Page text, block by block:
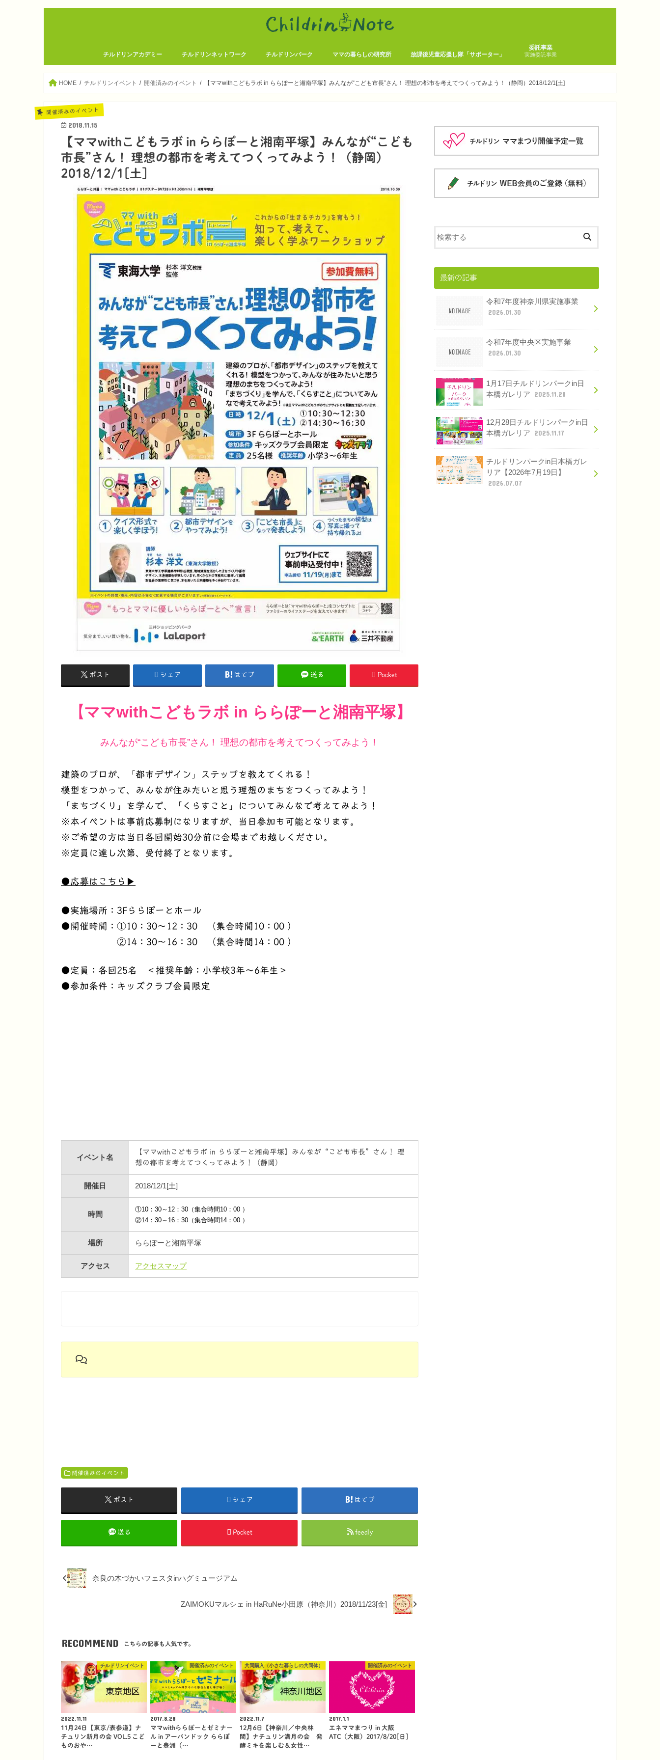
チルドリンアカデミー チルドリンネットワーク チルドリンパーク ママの暮らしの研究所 放課後児童応援し隊「サポーター」
委託事業
実施委託事業
HOME チルドリンイベント 開催済みのイベント 【ママwithこどもラボ in ららぽーと湘南平塚】みんなが“こども市長”さん！ 理想の都市を考えてつくってみよう！（静岡）2018/12/1[土]
開催済みのイベント
2018.11.15
【ママwithこどもラボ in ららぽーと湘南平塚】みんなが“こども
市長”さん！ 理想の都市を考えてつくってみよう！（静岡）
2018/12/1[土]
ポスト シェア はてブ 送る Pocket
【ママwithこどもラボ in ららぽーと湘南平塚】
みんなが“こども市長”さん！ 理想の都市を考えてつくってみよう！
建築のプロが、「都市デザイン」ステップを教えてくれる！
模型をつかって、みんなが住みたいと思う理想のまちをつくってみよう！
「まちづくり」を学んで、「くらすこと」についてみんなで考えてみよう！
※本イベントは事前応募制になりますが、当日参加も可能となります。
※ご希望の方は当日各回開始30分前に会場までお越しください。
※定員に達し次第、受付終了となります。
●応募はこちら▶
●実施場所： 3Fららぽーとホール
●開催時間：①10：30～12：30 （集合時間10：00 ）
②14：30～16：30 （集合時間14：00 ）
●定員：各回25名 ＜推奨年齢：小学校3年～6年生＞
●参加条件：キッズクラブ会員限定
イベント名
【ママwithこどもラボ in ららぽーと湘南平塚】みんなが“こども市長”さん！ 理
想の都市を考えてつくってみよう！（静岡）
開催日 2018/12/1[土]
時間
①10：30～12：30（集合時間10：00 ）
②14：30～16：30（集合時間14：00 ）
場所 ららぽーと湘南平塚
アクセス アクセスマップ
開催済みのイベント
ポスト シェア はてブ
送る Pocket feedly
奈良の木づかいフェスタinハグミュージアム
ZAIMOKUマルシェ in HaRuNe小田原（神奈川）2018/11/23[金]
RECOMMEND こちらの記事も人気です。
チルドリンイベント
2022.11.11
11月24日【東京/表参道】ナ
チュリン新月の会 VOL.5 こど
ものおや…
開催済みのイベント
2017.8.28
ママwithららぽーとゼミナー
ル in アーバンドック ららぽ
ーと豊洲（…
共同購入（小さな暮らしの共同体）
2022.11.7
12月6日【神奈川／中央林
間】ナチュリン満月の会 発
酵ミキを楽しむ＆女性…
開催済みのイベント
2017.1.1
エネママまつり in 大阪
ATC（大阪）2017/8/20[日]
最新の記事
令和7年度神奈川県実施事業
2026.01.30
令和7年度中央区実施事業
2026.01.30
1月17日チルドリンパークin日
本橋ガレリア
2025.11.28
12月28日チルドリンパークin日
本橋ガレリア
2025.11.17
チルドリンパークin日本橋ガレ
リア【2026年7月19日】
2026.07.07